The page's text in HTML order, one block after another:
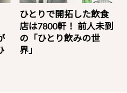
ひとりで開拓した飲食
店は7800軒！ 前人未到
の「ひとり飲みの世
界」